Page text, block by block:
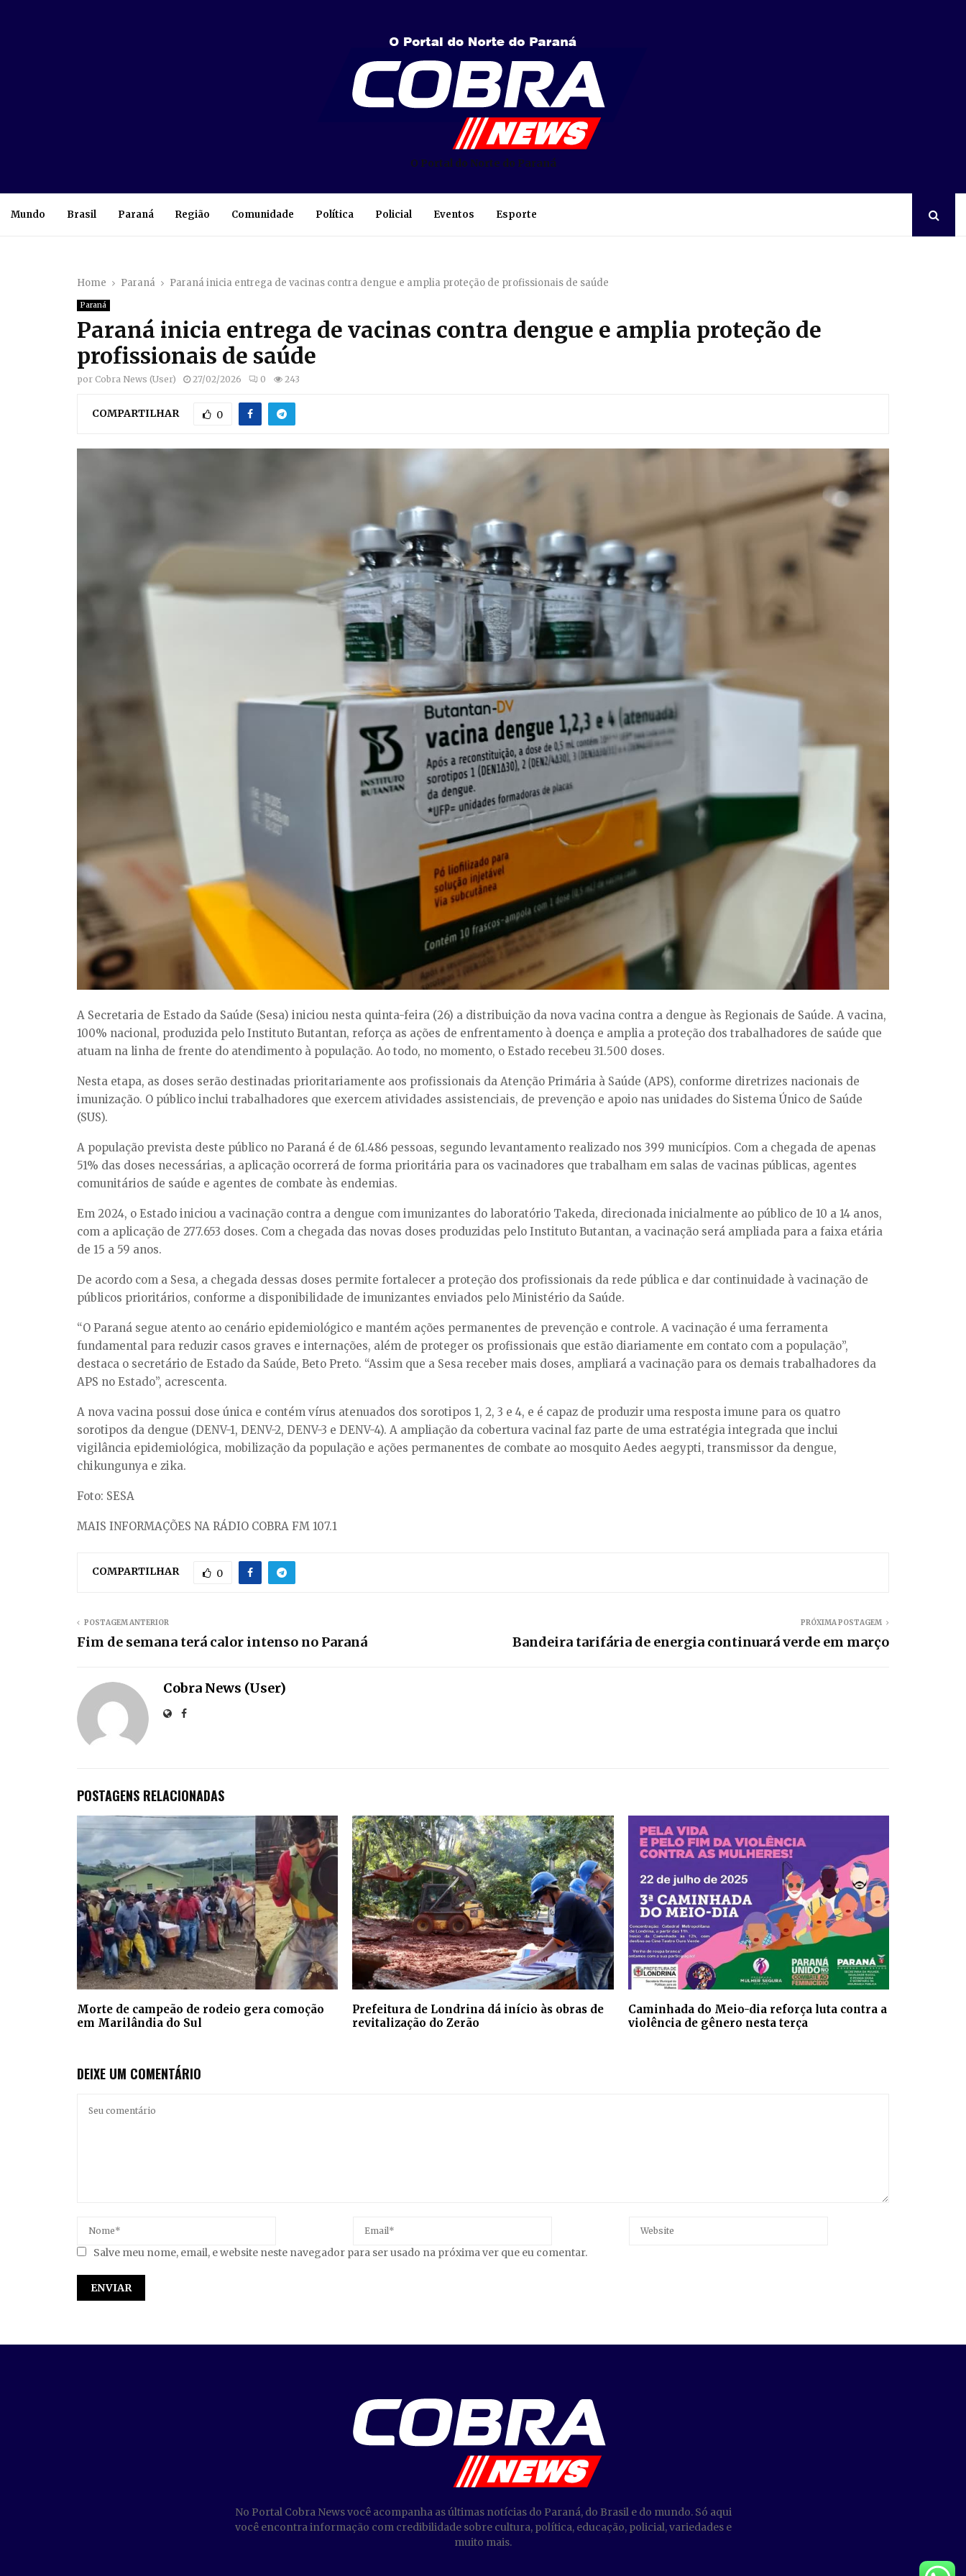
O Portal do Norte do Paraná
Mundo Brasil Paraná Região Comunidade Política Policial Eventos Esporte
Home Paraná Paraná inicia entrega de vacinas contra dengue e amplia proteção de profissionais de saúde
Paraná
Paraná inicia entrega de vacinas contra dengue e amplia proteção de
profissionais de saúde
por Cobra News (User) 27/02/2026 0 243
COMPARTILHAR 0
A Secretaria de Estado da Saúde (Sesa) iniciou nesta quinta-feira (26) a distribuição da nova vacina contra a dengue às Regionais de Saúde. A vacina,
100% nacional, produzida pelo Instituto Butantan, reforça as ações de enfrentamento à doença e amplia a proteção dos trabalhadores de saúde que
atuam na linha de frente do atendimento à população. Ao todo, no momento, o Estado recebeu 31.500 doses.
Nesta etapa, as doses serão destinadas prioritariamente aos profissionais da Atenção Primária à Saúde (APS), conforme diretrizes nacionais de
imunização. O público inclui trabalhadores que exercem atividades assistenciais, de prevenção e apoio nas unidades do Sistema Único de Saúde
(SUS).
A população prevista deste público no Paraná é de 61.486 pessoas, segundo levantamento realizado nos 399 municípios. Com a chegada de apenas
51% das doses necessárias, a aplicação ocorrerá de forma prioritária para os vacinadores que trabalham em salas de vacinas públicas, agentes
comunitários de saúde e agentes de combate às endemias.
Em 2024, o Estado iniciou a vacinação contra a dengue com imunizantes do laboratório Takeda, direcionada inicialmente ao público de 10 a 14 anos,
com a aplicação de 277.653 doses. Com a chegada das novas doses produzidas pelo Instituto Butantan, a vacinação será ampliada para a faixa etária
de 15 a 59 anos.
De acordo com a Sesa, a chegada dessas doses permite fortalecer a proteção dos profissionais da rede pública e dar continuidade à vacinação de
públicos prioritários, conforme a disponibilidade de imunizantes enviados pelo Ministério da Saúde.
“O Paraná segue atento ao cenário epidemiológico e mantém ações permanentes de prevenção e controle. A vacinação é uma ferramenta
fundamental para reduzir casos graves e internações, além de proteger os profissionais que estão diariamente em contato com a população”,
destaca o secretário de Estado da Saúde, Beto Preto. “Assim que a Sesa receber mais doses, ampliará a vacinação para os demais trabalhadores da
APS no Estado”, acrescenta.
A nova vacina possui dose única e contém vírus atenuados dos sorotipos 1, 2, 3 e 4, e é capaz de produzir uma resposta imune para os quatro
sorotipos da dengue (DENV-1, DENV-2, DENV-3 e DENV-4). A ampliação da cobertura vacinal faz parte de uma estratégia integrada que inclui
vigilância epidemiológica, mobilização da população e ações permanentes de combate ao mosquito Aedes aegypti, transmissor da dengue,
chikungunya e zika.
Foto: SESA
MAIS INFORMAÇÕES NA RÁDIO COBRA FM 107.1
COMPARTILHAR 0
POSTAGEM ANTERIOR
Fim de semana terá calor intenso no Paraná
PRÓXIMA POSTAGEM
Bandeira tarifária de energia continuará verde em março
Cobra News (User)
POSTAGENS RELACIONADAS
Morte de campeão de rodeio gera comoção
em Marilândia do Sul
Prefeitura de Londrina dá início às obras de
revitalização do Zerão
Caminhada do Meio-dia reforça luta contra a
violência de gênero nesta terça
DEIXE UM COMENTÁRIO
Salve meu nome, email, e website neste navegador para ser usado na próxima ver que eu comentar.
No Portal Cobra News você acompanha as últimas notícias do Paraná, do Brasil e do mundo. Só aqui
você encontra informação com credibilidade sobre cultura, política, educação, policial, variedades e
muito mais.